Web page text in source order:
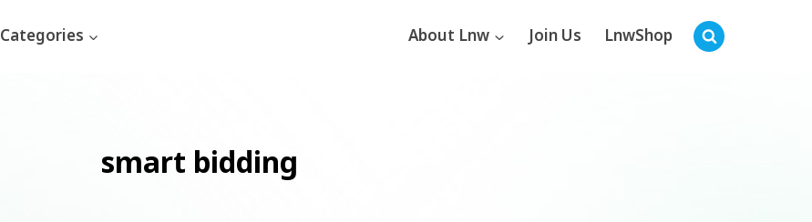
Categories About Lnw Join Us LnwShop
smart bidding